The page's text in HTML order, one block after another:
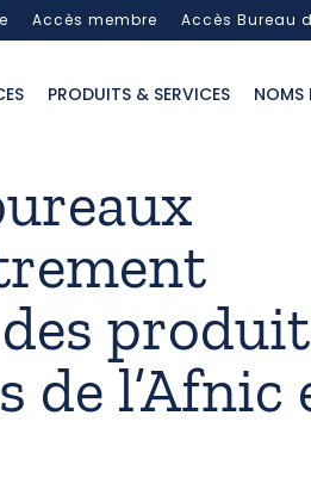
Accès membre Accès Bureau
PRODUITS & SERVICES NOMS
de l’Afnic